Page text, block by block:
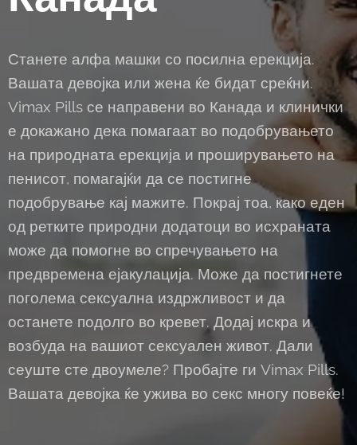
Станете алфа машки со посилна ерекција.
Вашата девојка или жена ќе бидат среќни.
Vimax Pills се направени во Канада и клинички
е докажано дека помагаат во подобрувањето
на природната ерекција и проширувањето на
пенисот, помагајќи да се постигне
подобрување кај мажите. Покрај тоа, како еден
од ретките природни додатоци во исхраната
може да помогне во спречувањето на
предвремена ејакулација. Може да постигнете
поголема сексуална издржливост и да
останете подолго во кревет. Додај искра и
возбуда на вашиот сексуален живот. Дали
сеуште сте двоумеле? Пробајте ги Vimax Pills.
Вашата девојка ќе ужива во секс многу повеќе!